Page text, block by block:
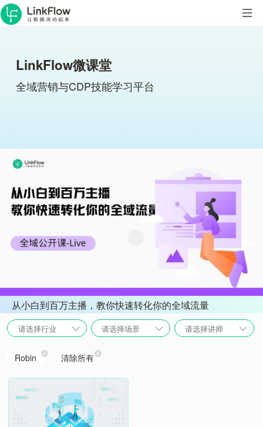
LinkFlow微课堂
全域营销与CDP技能学习平台
从小白到百万主播，教你快速转化你的全域流量
请选择行业 请选择场景 请选择讲师
Robin 清除所有